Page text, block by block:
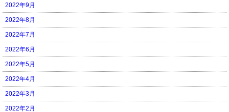
2022年9月
2022年8月
2022年7月
2022年6月
2022年5月
2022年4月
2022年3月
2022年2月